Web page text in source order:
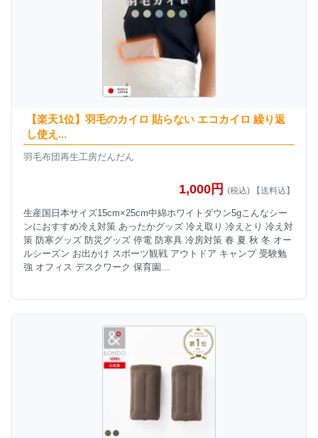
【楽天1位】羽毛のカイロ 貼らない エコカイロ 繰り返
し使え...
羽毛布団再生工房だんだん
1,000円 (税込) 【送料込】
生産国日本サイズ15cm×25cm中綿ホワイトダウン5gこんなシー
ンにおすすめ冷え対策 あったかグッズ 冷え取り 冷えとり 冷え対
策 防寒グッズ 防災グッズ 停電 防寒具 冷房対策 春 夏 秋 冬 オー
ルシーズン お出かけ スポーツ観戦 アウトドア キャンプ 受験勉
強 オフィス デスクワーク 保育園...